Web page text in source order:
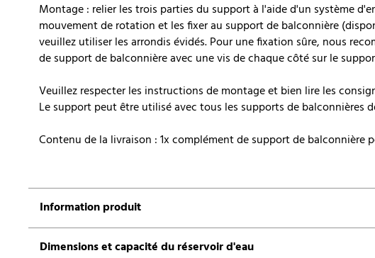
Montage : relier les trois parties du support à l'aide d'un système
mouvement de rotation et les fixer au support de balconnière
veuillez utiliser les arrondis évidés. Pour une fixation sûre, nous
de support de balconnière avec une vis de chaque côté sur le
Veuillez respecter les instructions de montage et bien lire les
Le support peut être utilisé avec tous les supports de balconnières
Contenu de la livraison : 1x complément de support de balconnière
Information produit
Dimensions et capacité du réservoir d'eau